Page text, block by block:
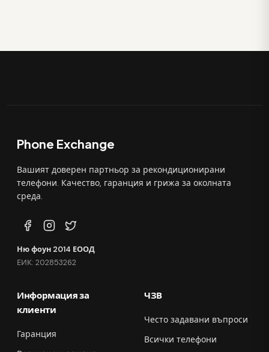
Phone Exchange
Вашият доверен партньор за рекондиционирани
телефони. Качество, гаранция и грижа за околната
среда.
Ню фоун 2014 ЕООД
ЕИК: 202853262
Информация за
клиенти
Гаранция
ЧЗВ
Често задавани въпроси
Всички телефони